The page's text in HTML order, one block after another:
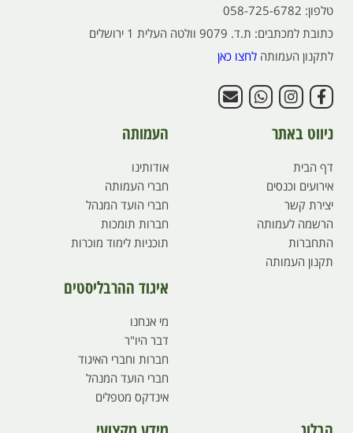
טלפון: 058-725-6782
כתובת למכתבים: ת.ד. 9079 וולטה העלית 1 ירושלים
לתקנון העמותה לחצו כאן
ניווט באתר
דף הבית
אירועים וכנסים
יצירת קשר
הרשמה לעמותה
התחברות
תקנון העמותה
העמותה
אודותינו
חברי העמותה
חברי הועד המנהל
חברות תומכות
תוכניות לימוד מוכרות
איגוד ההרבליסטים
מי אנחנו
דבר היו"ר
חברות וחברי האיגוד
חברי הועד המנהל
אינדקס מטפלים